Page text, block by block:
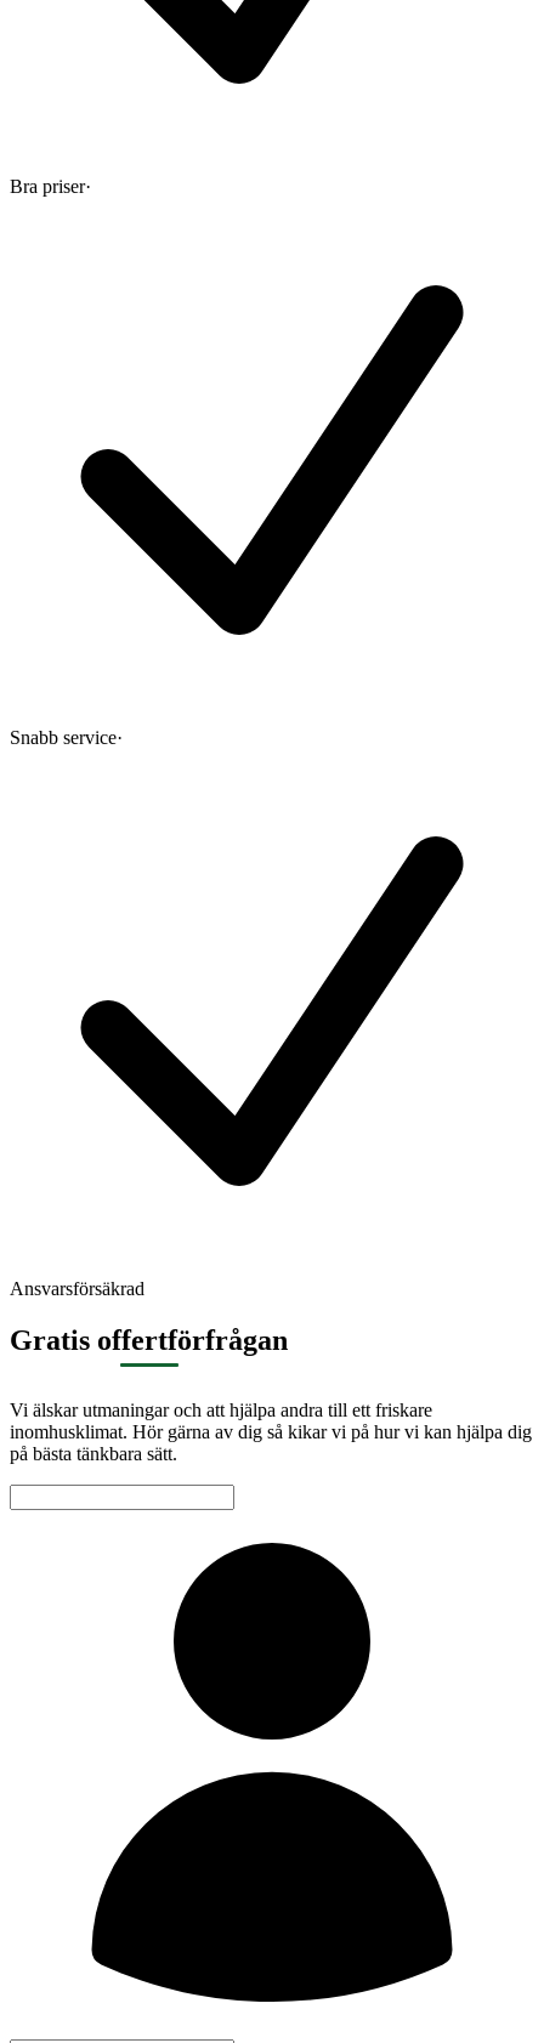
Bra priser·
Snabb service·
Ansvarsförsäkrad
Gratis offertförfrågan
Vi älskar utmaningar och att hjälpa andra till ett friskare
inomhusklimat. Hör gärna av dig så kikar vi på hur vi kan hjälpa dig
på bästa tänkbara sätt.